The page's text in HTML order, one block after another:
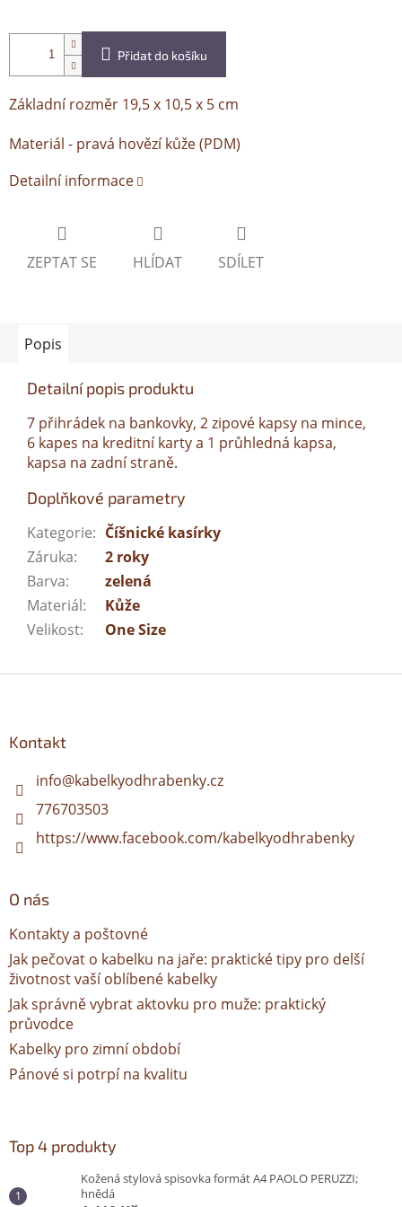
Přidat do košíku
Základní rozměr 19,5 x 10,5 x 5 cm
Materiál - pravá hovězí kůže (PDM)
Detailní informace
ZEPTAT SE HLÍDAT SDÍLET
Popis
Detailní popis produktu
7 přihrádek na bankovky, 2 zipové kapsy na mince,
6 kapes na kreditní karty a 1 průhledná kapsa,
kapsa na zadní straně.
Doplňkové parametry
Kategorie: Číšnické kasírky
Záruka:
2 roky
Barva:
zelená
Materiál:
Kůže
Velikost: One Size
Kontakt
info@kabelkyodhrabenky.cz
776703503
https://www.facebook.com/kabelkyodhrabenky
O nás
Kontakty a poštovné
Jak pečovat o kabelku na jaře: praktické tipy pro delší
životnost vaší oblíbené kabelky
Jak správně vybrat aktovku pro muže: praktický
průvodce
Kabelky pro zimní období
Pánové si potrpí na kvalitu
Top 4 produkty
Kožená stylová spisovka formát A4 PAOLO PERUZZI;
hnědá